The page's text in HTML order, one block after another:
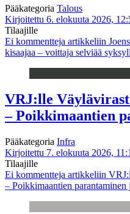
Pääkategoria Talous
Kirjoitettu 6. elokuuta 2026,
Tilaajille
Ei kommentteja artikkeliin
kisaajaa – voittaja selviää
VRJ:lle
– Poikkimaantien
Pääkategoria Infra
Kirjoitettu 7. elokuuta 2026,
Tilaajille
Ei kommentteja artikkeliin
– Poikkimaantien parantaminen